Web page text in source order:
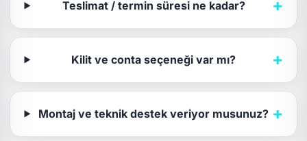
Teslimat / termin süresi ne kadar? +
Kilit ve conta seçeneği var mı? +
Montaj ve teknik destek veriyor musunuz? +